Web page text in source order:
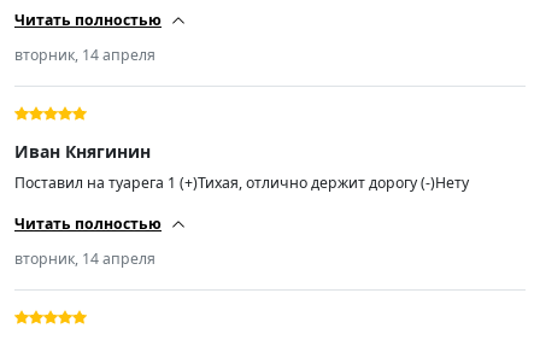
Читать полностью
вторник, 14 апреля
Иван Княгинин
Поставил на туарега 1 (+)Тихая, отлично держит дорогу (-)Нету
Читать полностью
вторник, 14 апреля